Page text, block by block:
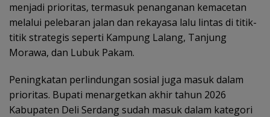
menjadi prioritas, termasuk penanganan kemacetan
melalui pelebaran jalan dan rekayasa lalu lintas di titik-
titik strategis seperti Kampung Lalang, Tanjung
Morawa, dan Lubuk Pakam.
Peningkatan perlindungan sosial juga masuk dalam
prioritas. Bupati menargetkan akhir tahun 2026
Kabupaten Deli Serdang sudah masuk dalam kategori